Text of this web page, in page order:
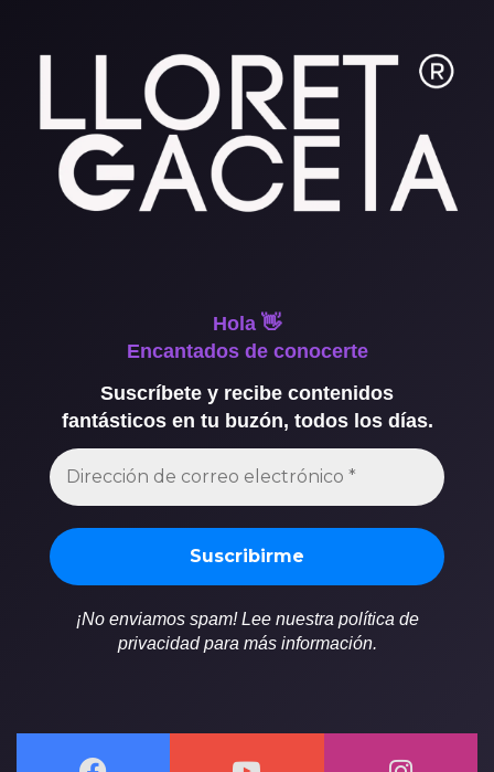
Hola 👋
Encantados de conocerte
Suscríbete y recibe contenidos
fantásticos en tu buzón, todos los días.
¡No enviamos spam! Lee nuestra política de
privacidad para más información.